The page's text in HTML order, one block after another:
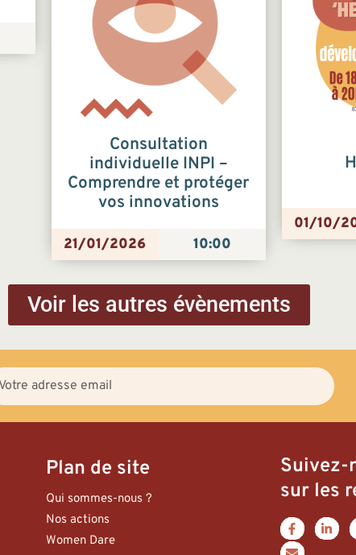
Consultation
individuelle INPI –
Comprendre et protéger
vos innovations
21/01/2026 10:00
01/10/
Voir les autres évènements
Plan de site
Qui sommes-nous ?
Nos actions
Women Dare
Suivez-
sur les